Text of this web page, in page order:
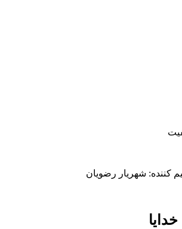
کننده: شهریار رضویان
خدایا